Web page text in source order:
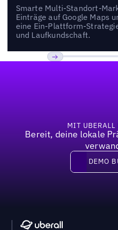
Smarte Multi-Standort-
Einträge auf Google Maps
eine Ein-Plattform-
und Laufkundschaft.
MIT UBERALL
Bereit, deine lokale
DEMODEMO